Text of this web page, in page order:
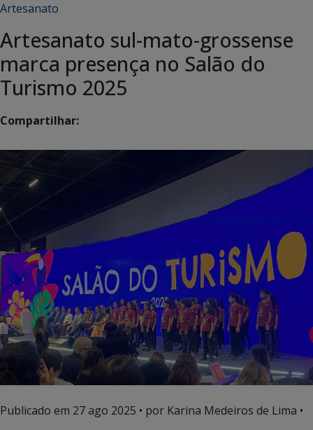
Artesanato
Artesanato sul-mato-grossense
marca presença no Salão do
Turismo 2025
Compartilhar:
Publicado em 27 ago 2025 • por Karina Medeiros de Lima •